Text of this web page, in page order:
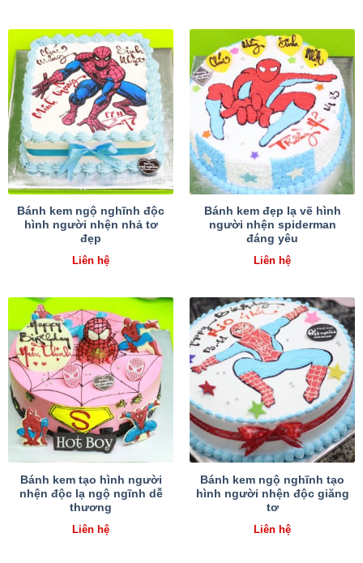
Bánh kem ngộ nghĩnh độc
hình người nhện nhả tơ
đẹp
Liên hệ
Bánh kem đẹp lạ vẽ hình
người nhện spiderman
đáng yêu
Liên hệ
Bánh kem tạo hình người
nhện độc lạ ngộ ngĩnh dễ
thương
Liên hệ
Bánh kem ngộ nghĩnh tạo
hình người nhện độc giăng
tơ
Liên hệ